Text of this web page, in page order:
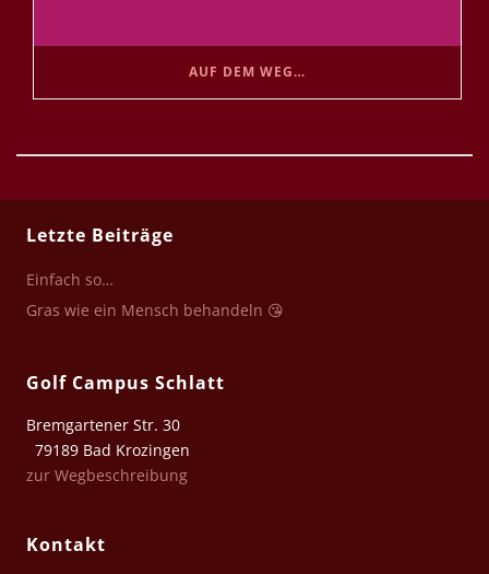
AUF DEM WEG…
Letzte Beiträge
Einfach so…
Gras wie ein Mensch behandeln 😘
Golf Campus Schlatt
Bremgartener Str. 30
79189 Bad Krozingen
zur Wegbeschreibung
Kontakt